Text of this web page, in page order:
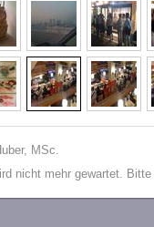
MSc.
nicht mehr gewartet.